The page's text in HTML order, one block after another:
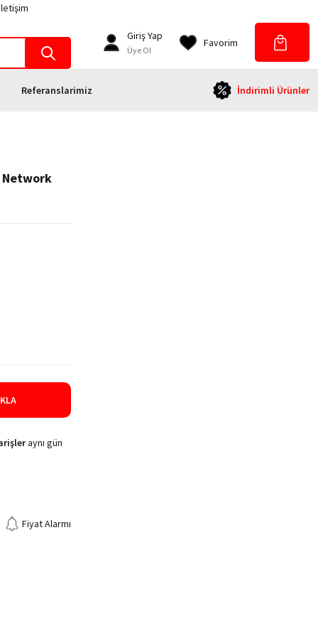
Giriş Yap
Üye Ol
Favorim
Referanslarimiz İndirimli Ürünler
Network
aynı gün
Fiyat Alarmı